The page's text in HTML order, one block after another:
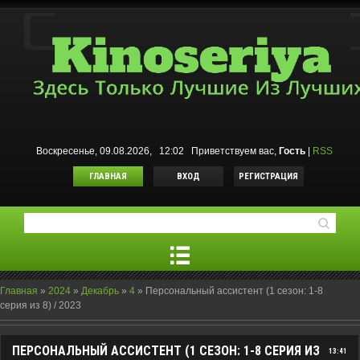
Воскресенье, 09.08.2026, 12:02 Приветствуем вас, Гость| RSS
ГЛАВНАЯ ВХОД РЕГИСТРАЦИЯ
Главная » 2024 » Декабрь » 4 » Персональный ассистент (1 сезон: 1-8
серия из 8) / 2023
13:41
ПЕРСОНАЛЬНЫЙ АССИСТЕНТ (1 СЕЗОН: 1-8 СЕРИЯ ИЗ